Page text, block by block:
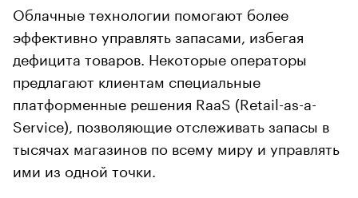
Облачные технологии помогают более
эффективно управлять запасами, избегая
дефицита товаров. Некоторые операторы
предлагают клиентам специальные
платформенные решения RaaS (Retail-as-a-
Service), позволяющие отслеживать запасы в
тысячах магазинов по всему миру и управлять
ими из одной точки.